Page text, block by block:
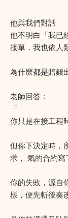
他與我們對話
他不明白「我已
接單，我也依人
為什麼都是賠錢
老師回答：
「
你只是在接工程
但你下決定時，
求， 氣的合約寫
你的失敗，源自
樣，便先斬後奏